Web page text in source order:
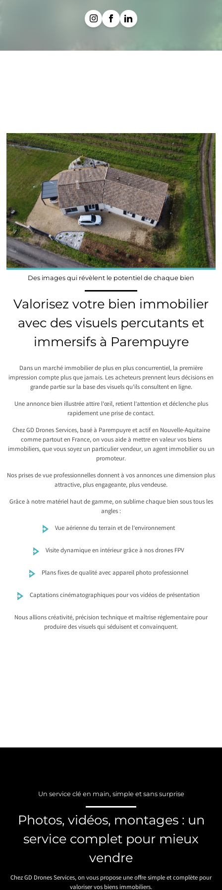
Des images qui révèlent le potentiel de chaque bien
Valorisez votre bien immobilier
avec des visuels percutants et
immersifs à Parempuyre
Dans un marché immobilier de plus en plus concurrentiel, la première
impression compte plus que jamais. Les acheteurs prennent leurs décisions en
grande partie sur la base des visuels qu’ils consultent en ligne.
Une annonce bien illustrée attire l’œil, retient l’attention et déclenche plus
rapidement une prise de contact.
Chez GD Drones Services, basé à Parempuyre et actif en Nouvelle-Aquitaine
comme partout en France, on vous aide à mettre en valeur vos biens
immobiliers, que vous soyez un particulier vendeur, un agent immobilier ou un
promoteur.
Nos prises de vue professionnelles donnent à vos annonces une dimension plus
attractive, plus engageante, plus vendeuse.
Grâce à notre matériel haut de gamme, on sublime chaque bien sous tous les
angles :
Vue aérienne du terrain et de l’environnement
Visite dynamique en intérieur grâce à nos drones FPV
Plans fixes de qualité avec appareil photo professionnel
Captations cinématographiques pour vos vidéos de présentation
Nous allions créativité, précision technique et maîtrise réglementaire pour
produire des visuels qui séduisent et convainquent.
Un service clé en main, simple et sans surprise
Photos, vidéos, montages : un
service complet pour mieux
vendre
Chez GD Drones Services, on vous propose une offre simple et complète pour
valoriser vos biens immobiliers.